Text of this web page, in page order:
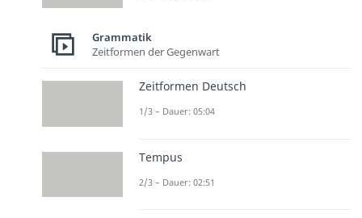
Grammatik
Zeitformen der Gegenwart
Zeitformen Deutsch
1/3 – Dauer: 05:04
Tempus
2/3 – Dauer: 02:51